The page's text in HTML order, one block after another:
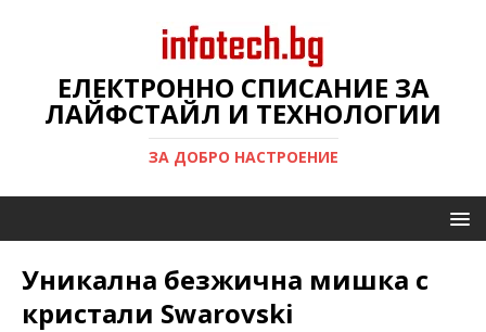
ЕЛЕКТРОННО СПИСАНИЕ ЗА
ЛАЙФСТАЙЛ И ТЕХНОЛОГИИ
ЗА ДОБРО НАСТРОЕНИЕ
Уникална безжична мишка с
кристали Swarovski